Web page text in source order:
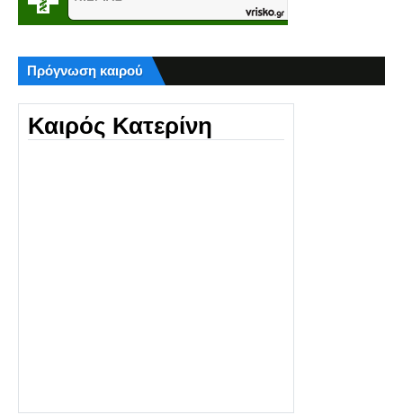
Πρόγνωση καιρού
Καιρός Κατερίνη